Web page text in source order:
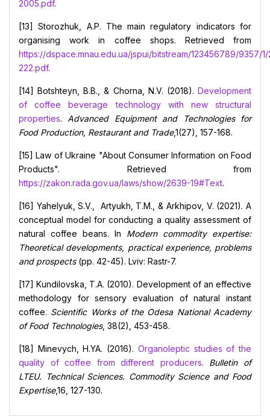
2005.pdf.
[13] Storozhuk, A.P. The main regulatory indicators for
organising work in coffee shops. Retrieved from
https://dspace.mnau.edu.ua/jspui/bitstream/123456789/9357/1/
222.pdf.
[14] Botshteyn, B.B., & Chorna, N.V. (2018). Development
of coffee beverage technology with new structural
properties. Advanced Equipment and Technologies for
Food Production, Restaurant and Trade,1(27), 157-168.
[15] Law of Ukraine "About Consumer Information on Food
Products". Retrieved from
https://zakon.rada.gov.ua/laws/show/2639-19#Text.
[16] Yahelyuk, S.V., Artyukh, T.M., & Arkhipov, V. (2021). A
conceptual model for conducting a quality assessment of
natural coffee beans. In Modern commodity expertise:
Theoretical developments, practical experience, problems
and prospects(pp. 42-45). Lviv: Rastr-7.
[17] Kundilovska, T.A. (2010). Development of an effective
methodology for sensory evaluation of natural instant
coffee. Scientific Works of the Odesa National Academy
of Food Technologies, 38(2), 453-458.
[18] Minevych, H.YA. (2016). Organoleptic studies of the
quality of coffee from different producers. Bulletin of
LTEU. Technical Sciences. Commodity Science and Food
Expertise,16, 127-130.